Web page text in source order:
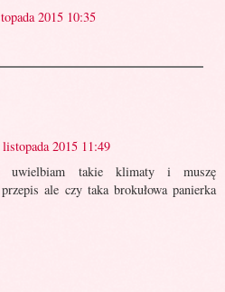
2015 10:35
2015 11:49
uwielbiam takie klimaty i muszę
ale czy taka brokułowa panierka